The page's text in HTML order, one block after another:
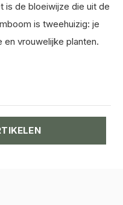
is de bloeiwijze die uit de
is tweehuizig: je
en vrouwelijke planten.